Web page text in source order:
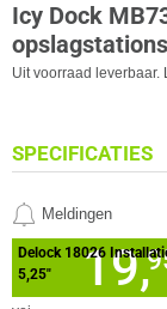
Icy Dock
Uit voorraad leverbaar.
De Icy Dock19,
Meldingen
SPECIFICATIES
Eigenschap Waarde
Kleur Product
Materiaal
Type product
Delock 18026
5,25"